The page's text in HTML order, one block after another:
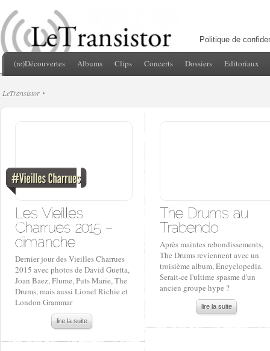
Politique de
(re)Découvertes Albums Clips Concerts Dossiers Editoriaux
LeTransistor
Dernier jour des Vieilles Charrues
2015 avec photos de David Guetta,
Joan Baez, Flume, Puts Marie, The
Drums, mais aussi Lionel Richie et
London Grammar
lire la suite
Après maintes rebondissements,
The Drums reviennent avec un
troisième album, Encyclopedia.
Serait-ce l'ultime spasme d'un
ancien groupe hype ?
lire la suite